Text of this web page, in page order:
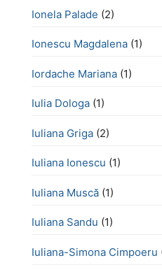
Ionela Palade (2)
Ionescu Magdalena (1)
Iordache Mariana (1)
Iulia Dologa (1)
Iuliana Griga (2)
Iuliana Ionescu (1)
Iuliana Muscă (1)
Iuliana Sandu (1)
Iuliana-Simona Cimpoeru